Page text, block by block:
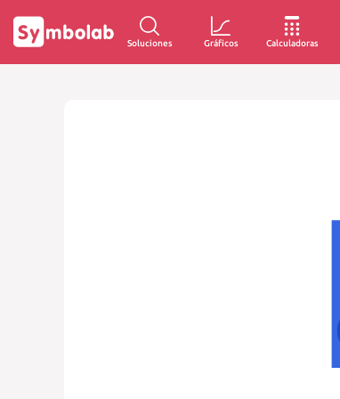
Soluciones Gráficos Calculadoras